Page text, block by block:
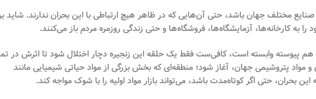
صنایع مختلف جهان باشد، حتی آن‌هایی که در ظاهر هیچ ارتباطی با این بحران ندارند. شاید
به کارخانه‌ها، آزمایشگاه‌ها، فروشگاه‌ها و حتی زندگی روزمره مردم باز می‌کنند.
هم پیوسته وابسته است، کافی‌ست فقط یک حلقه این زنجیره دچار اختلال شود تا اثرش در
مواد پتروشیمی جهان، آغاز شود؛ منطقه‌ای که بخش بزرگی از مواد حیاتی شیمیایی مانند
بحران، حتی اگر کوتاه‌مدت باشد، می‌تواند بازار مواد اولیه را با شوک مواجه کند.